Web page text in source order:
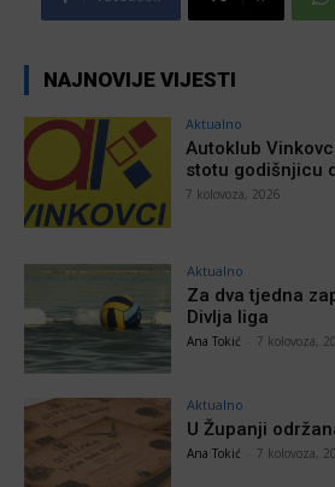
NAJNOVIJE VIJESTI
Aktualno
Autoklub
stotu godišnjicu
7 kolovoza, 2026
Aktualno
Za dva tjedna
Divlja liga
Ana Tokić 7 kolovoza,
Aktualno
U Županji
Ana Tokić 7 kolovoza,